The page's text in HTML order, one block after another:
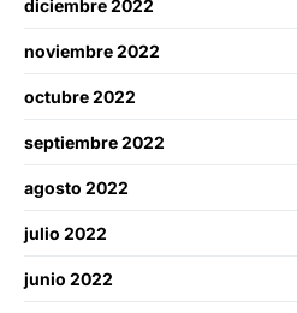
diciembre 2022
noviembre 2022
octubre 2022
septiembre 2022
agosto 2022
julio 2022
junio 2022